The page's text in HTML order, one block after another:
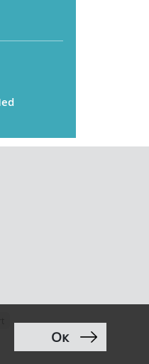
Ок
12+